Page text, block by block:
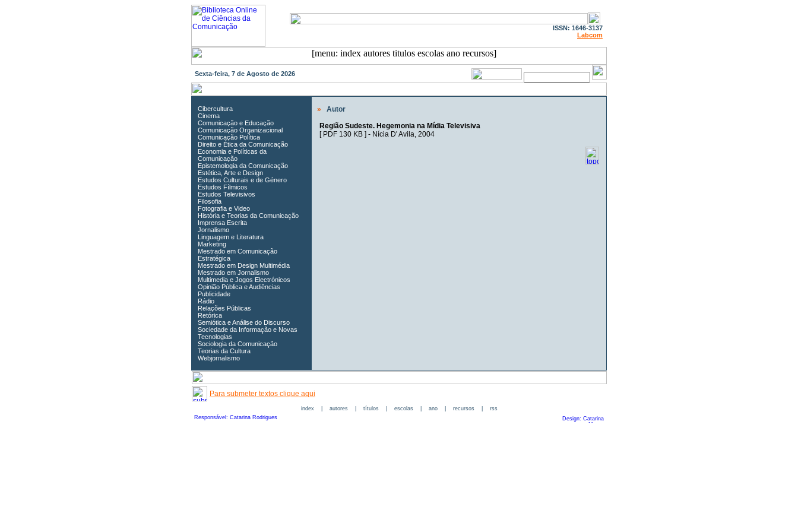
ISSN: 1646-3137
Labcom
Sexta-feira, 7 de Agosto de 2026
Cibercultura
Cinema
Comunicação e Educação
Comunicação Organizacional
Comunicação Política
Direito e Ética da Comunicação
Economia e Políticas da
Comunicação
Epistemologia da Comunicação
Estética, Arte e Design
Estudos Culturais e de Género
Estudos Fílmicos
Estudos Televisivos
Filosofia
Fotografia e Video
História e Teorias da Comunicação
Imprensa Escrita
Jornalismo
Linguagem e Literatura
Marketing
Mestrado em Comunicação
Estratégica
Mestrado em Design Multimédia
Mestrado em Jornalismo
Multimedia e Jogos Electrónicos
Opinião Pública e Audiências
Publicidade
Rádio
Relações Públicas
Retórica
Semiótica e Análise do Discurso
Sociedade da Informação e Novas
Tecnologias
Sociologia da Comunicação
Teorias da Cultura
Webjornalismo
»
Autor
Região Sudeste. Hegemonia na Mídia Televisiva
[ PDF 130 KB] - Nícia D' Avila, 2004
Para submeter textos clique aqui
index| autores| títulos| escolas| ano| recursos| rss